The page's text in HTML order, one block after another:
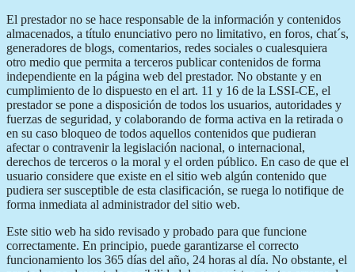
El prestador no se hace responsable de la información y contenidos
almacenados, a título enunciativo pero no limitativo, en foros, chat´s,
generadores de blogs, comentarios, redes sociales o cualesquiera
otro medio que permita a terceros publicar contenidos de forma
independiente en la página web del prestador. No obstante y en
cumplimiento de lo dispuesto en el art. 11 y 16 de la LSSI-CE, el
prestador se pone a disposición de todos los usuarios, autoridades y
fuerzas de seguridad, y colaborando de forma activa en la retirada o
en su caso bloqueo de todos aquellos contenidos que pudieran
afectar o contravenir la legislación nacional, o internacional,
derechos de terceros o la moral y el orden público. En caso de que el
usuario considere que existe en el sitio web algún contenido que
pudiera ser susceptible de esta clasificación, se ruega lo notifique de
forma inmediata al administrador del sitio web.
Este sitio web ha sido revisado y probado para que funcione
correctamente. En principio, puede garantizarse el correcto
funcionamiento los 365 días del año, 24 horas al día. No obstante, el